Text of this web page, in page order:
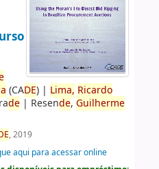
(CADE)| Lima, Ricardo
de| Resende, Guilherme
, 2019
aqui para acessar online